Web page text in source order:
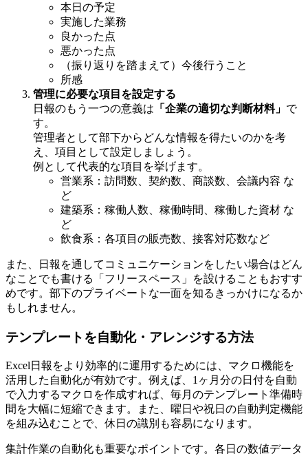
本日の予定
実施した業務
良かった点
悪かった点
（振り返りを踏まえて）今後行うこと
所感
管理に必要な項目を設定する
日報のもう一つの意義は 「企業の適切な判断材料」 で
す。
管理者として部下からどんな情報を得たいのかを考
え、項目として設定しましょう。
例として代表的な項目を挙げます。
営業系：訪問数、契約数、商談数、会議内容 な
ど
建築系：稼働人数、稼働時間、稼働した資材 な
ど
飲食系：各項目の販売数、接客対応数など
また、日報を通してコミュニケーションをしたい場合はどん
なことでも書ける「フリースペース」を設けることもおすす
めです。部下のプライベートな一面を知るきっかけになるか
もしれません。
テンプレートを自動化・アレンジする方法
Excel日報をより効率的に運用するためには、マクロ機能を
活用した自動化が有効です。例えば、1ヶ月分の日付を自動
で入力するマクロを作成すれば、毎月のテンプレート準備時
間を大幅に短縮できます。また、曜日や祝日の自動判定機能
を組み込むことで、休日の識別も容易になります。
集計作業の自動化も重要なポイントです。各日の数値データ